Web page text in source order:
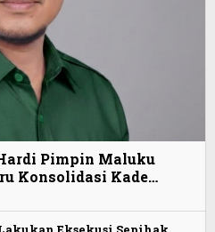
Pimpin Maluku
Konsolidasi Kade…